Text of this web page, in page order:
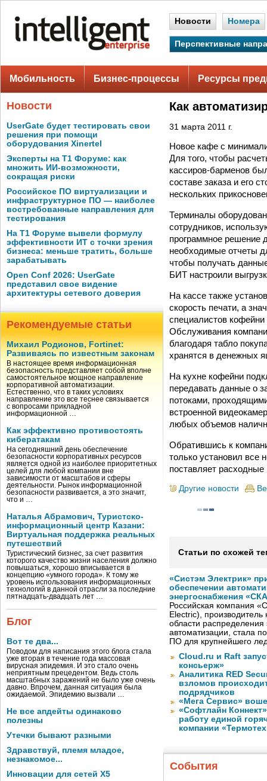
Новости Номера
Перспективные
Мобильность Бизнес-процессы Ресурсы
Новости
UserGate будет тестировать свои
решения при помощи
оборудования Xinertel
Эксперты на Т1 Форуме: как
множить ИИ-возможности,
сокращая риски
Российское ПО виртуализации и
инфраструктурное ПО — наиболее
востребованные направления для
тестирования
На Т1 Форуме вывели формулу
эффективности ИТ с точки зрения
бизнеса: меньше тратить, больше
зарабатывать
Open Conf 2026: UserGate
представил свое видение
архитектуры сетевого доверия
Рекомендуемые статьи
Михаил Родионов, Fortinet:
Развиваясь по известным законам
В настоящее время информационная
безопасность представляет собой вполне
самостоятельное мощное направление
корпоративной автоматизации.
Естественно, что в таких условиях
направление это все теснее связывается
с вопросами прикладной
информационной …
Как эффективно противостоять
кибератакам
На сегодняшний день обеспечение
безопасности корпоративных ресурсов
является одной из наиболее приоритетных
целей для любой компании вне
зависимости от масштабов и сферы
деятельности. Рынок информационной
безопасности развивается, а это значит,
что и …
Наталья Абрамович, Туристско-
информационный центр Казани:
Виртуальная поддержка реальных
путешествий
Туристический бизнес, за счет развития
которого качество жизни населения должно
повышаться, хорошо вписывается в
концепцию «умного города». К тому же
уровень использования информационных
технологий в данной отрасли за последние
пятнадцать-двадцать лет …
Блог
Вот те два...
Поводом для написания этого блога стала
уже вторая в течение года массовая
вирусная эпидемия. И это стало очень
неприятным прецедентом. Ведь столь
масштабных заражений не было уже очень
давно. Впрочем, данная ситуация была
ожидаемой. Эпидемию вызвали …
Не все апдейты одинаково
полезны
Утечки бывают разными
Здравствуй, племя младое,
незнакомое...
Инновации для сетей X5
Как
31 марта 2011 г.
Новое кафе с
Для того, чтобы
кассиров-барменов
составе заказа и его
нескольких
Терминалы
сотрудников,
программное решение
необходимые отчеты
чтобы получать
БИТ настроили
На кассе также
скорость печати, а
специалистов кофейни
Обслуживания
благодаря табло
хранятся в денежных
На кухне кофейни
передавать данные о
потоками,
встроенной
любых объемов
Обратившись к
только установил все
поставляет
Другие новости
Статьи по схожей
«Систэм Электрик»
обеспечении
энергоснабжения
Российская компания
Electric),
области распределения
автоматизации, стала
ПО для крупнейшего
Cloud.ru и Raft
консьерж»
Аналитика RED
взломов
подрядчиков
«Мега Сервис»
«Софтлайн
работу единой
компании
События